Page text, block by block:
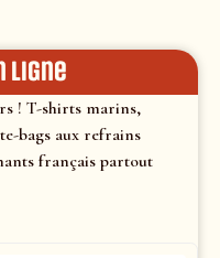
ligne
! T-shirts marins,
bags aux refrains
français partout